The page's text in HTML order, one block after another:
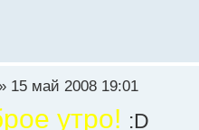
15 май 2008 19:01
утро! :D